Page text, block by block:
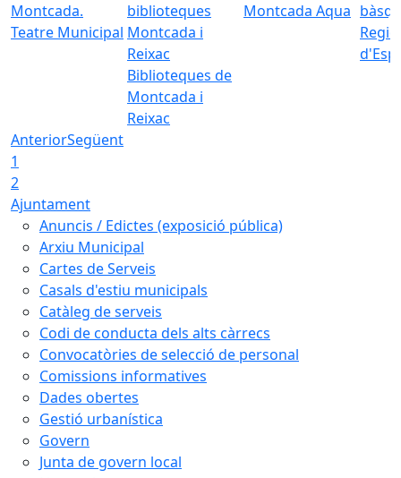
Teatre Municipal
Biblioteques de
Montcada i
Reixac
Montcada Aqua
AnteriorSegüent
1
2
Ajuntament
Anuncis / Edictes (exposició pública)
Arxiu Municipal
Cartes de Serveis
Casals d'estiu municipals
Catàleg de serveis
Codi de conducta dels alts càrrecs
Convocatòries de selecció de personal
Comissions informatives
Dades obertes
Gestió urbanística
Govern
Junta de govern local